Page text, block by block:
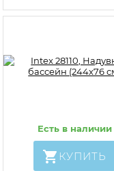
Есть в наличии
КУПИТЬ